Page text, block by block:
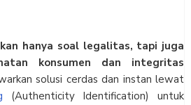
hanya soal legalitas, tapi juga
konsumen dan integritas
solusi cerdas dan instan lewat
(Authenticity Identification) untuk